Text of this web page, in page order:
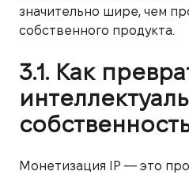
значительно шире, чем
собственного продукта.
3.1. Как
Монетизация IP — это